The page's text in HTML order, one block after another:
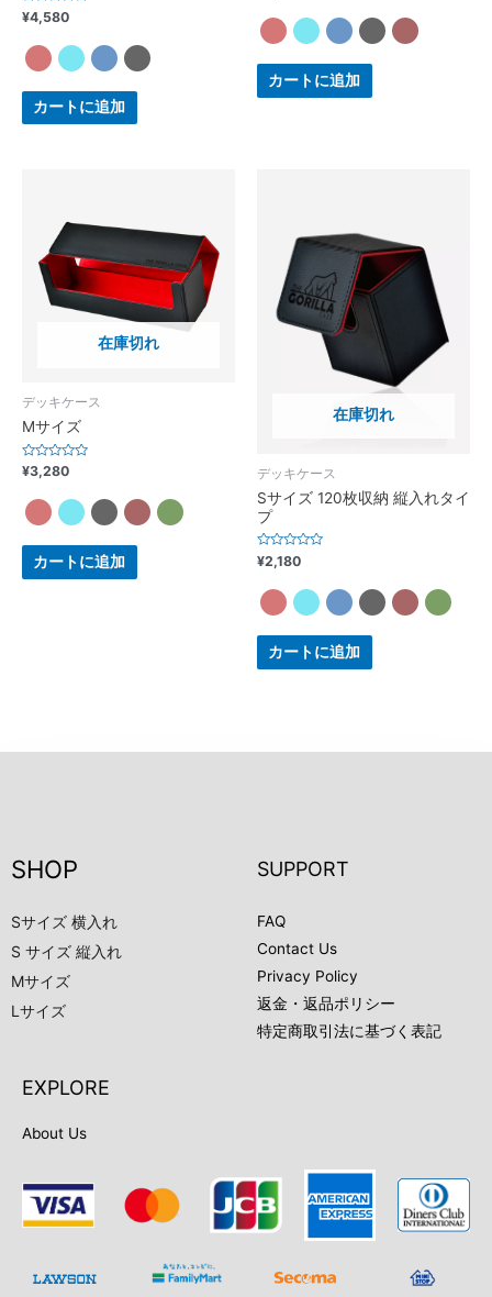
Rated
0
of
5
¥4,580
カートに追加
of
5
カートに追加
在庫切れ
デッキケース
Mサイズ
Rated
of
5
¥3,280
カートに追加
在庫切れ
デッキケース
Sサイズ 120枚収納 縦入れタイ
プ
Rated
0
of
5
¥2,180
カートに追加
SHOP
Sサイズ 横入れ
S サイズ 縦入れ
Mサイズ
Lサイズ
SUPPORT
FAQ
Contact Us
Privacy Policy
返金・返品ポリシー
特定商取引法に基づく表記
EXPLORE
About Us